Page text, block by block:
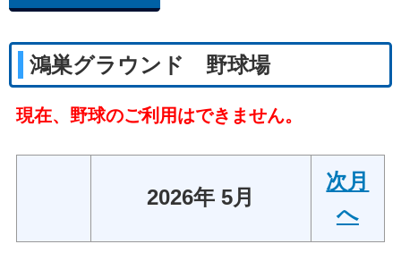
鴻巣グラウンド 野球場
現在、野球のご利用はできません。
2026年 5月
次月
へ